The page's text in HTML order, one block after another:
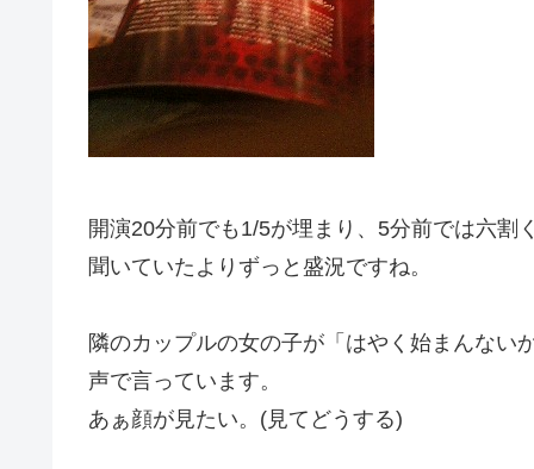
開演20分前でも1/5が埋まり、5分前では六割
聞いていたよりずっと盛況ですね。
隣のカップルの女の子が「はやく始まんない
声で言っています。
あぁ顔が見たい。(見てどうする)